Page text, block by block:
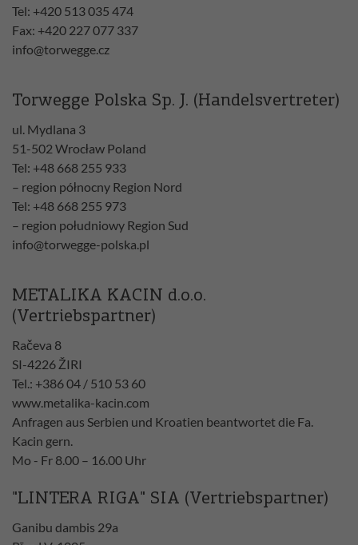
Tel: +420 513 035 474
Fax: +420 227 077 337
info@torwegge.cz
Torwegge Polska Sp. J. (Handelsvertreter)
ul. Mydlana 3
51-502 Wrocław Poland
Tel: +48 668 255 933
– region północny Region Nord
Tel: +48 668 255 973
– region południowy Region Sud
info@torwegge-polska.pl
METALIKA KACIN d.o.o.
(Vertriebspartner)
Račeva 8
SI-4226 ŽIRI
Tel.: +386 04 / 510 53 60
www.metalika-kacin.com
Anfragen aus Serbien und Kroatien beantwortet die Fa.
Kacin gern.
Mo - Fr 8.00 – 16.00 Uhr
"LINTERA RIGA" SIA (Vertriebspartner)
Ganibu dambis 29a